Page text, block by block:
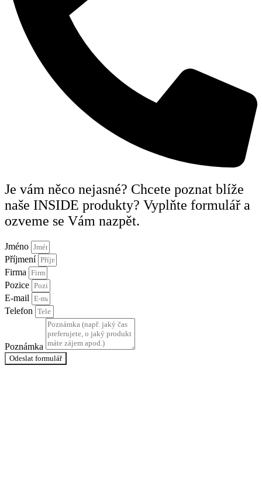
Je vám něco nejasné? Chcete poznat blíže
naše INSIDE produkty? Vyplňte formulář a
ozveme se Vám nazpět.
Jméno
Příjmení
Firma
Pozice
E-mail
Telefon
Poznámka
Odeslat formulář